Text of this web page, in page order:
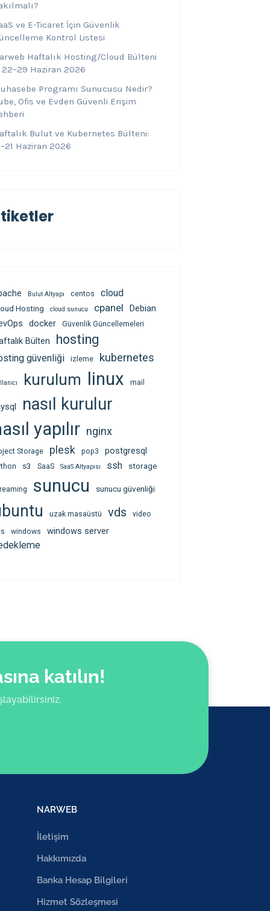
ve E-Ticaret İçin Güvenlik
Kontrol Listesi
Haftalık Hosting/Cloud Bülteni
Haziran 2026
Programı Sunucusu Nedir?
Ofis ve Evden Güvenli Erişim
Bulut ve Kubernetes Bülteni:
Haziran 2026
Bulut Altyapı centos cloud
Hosting cloud sunucu cpanel
Debian
docker Güvenlik Güncellemeleri
Bülten hosting
güvenliği izleme kubernetes
kurulum linux mail
nasıl kurulur
yapılır nginx
Storage plesk pop3 postgresql
s3 SaaS SaaS Altyapısı ssh storage
sunucu sunucu güvenliği
uzak masaüstü vds video
windows windows server
katılın!
NARWEB
İletişim
Hakkımızda
Banka Hesap Bilgileri
Hizmet Sözleşmesi